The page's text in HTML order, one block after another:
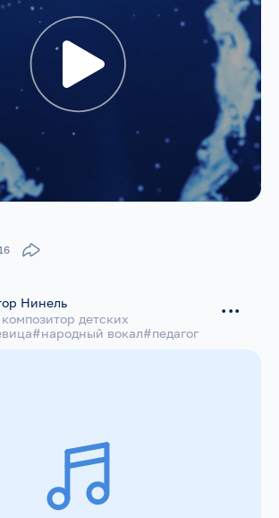
Нинель
детских
вокал#педагог
...